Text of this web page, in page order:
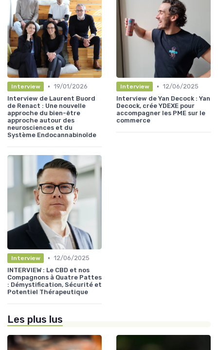
Interview • 19/01/2026
Interview de Laurent Buord
de Renact : Une nouvelle
approche du bien-être
approche autour des
neurosciences et du
Système Endocannabinoïde
Interview • 12/06/2025
Interview de Yan Decock : Yan
Decock, crée YDEXE pour
accompagner les PME sur le
commerce
Interview • 12/06/2025
INTERVIEW : Le CBD et nos
Compagnons à Quatre Pattes
: Démystification, Sécurité et
Potentiel Thérapeutique
Les plus lus